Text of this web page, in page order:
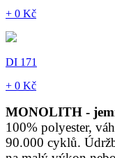
+ 0 Kč
DI 171
+ 0 Kč
MONOLITH -
100% polyester,
90.000 cyklů.